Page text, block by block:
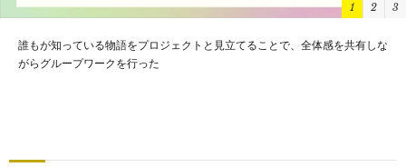
誰もが知っている物語をプロジェクトと見立てることで、全体感を共有しな
がらグループワークを行った
1 2 3